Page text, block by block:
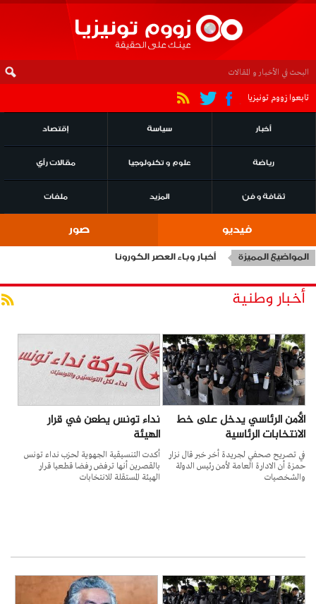
تابعوا زووم تونيزيا
أخبار سياسة إقتصاد
رياضة علوم و تكنولوجيا مقالات رأي
ثقافة و فن المزيد ملفات
فيديو صور
المواضيع المميزة أخبار وباء العصر الكورونا
أخبار وطنية
الأمن الرئاسي يدخل على خط
الانتخابات الرئاسية
في تصريح صحفي لجريدة أخر خبر قال نزار
حمزة أن الادارة العامة لأمن رئيس الدولة
والشخصيات
نداء تونس يطعن في قرار
الهيئة
أكدت التنسيقية الجهوية لحزب نداء تونس
بالقصرين أنها ترفض رفضا قطعيا قرار
الهيئة المستقلة للانتخابات